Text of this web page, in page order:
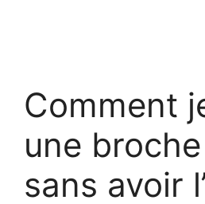
Comment
une
sans avoir